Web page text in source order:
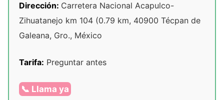
Dirección: Carretera Nacional Acapulco-
Zihuatanejo km 104 (0.79 km, 40900 Técpan de
Galeana, Gro., México
Tarifa: Preguntar antes
📞 Llama ya